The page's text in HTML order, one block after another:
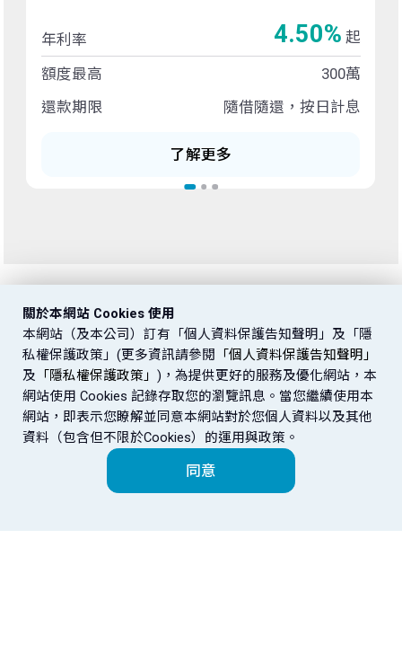
年利率 4.50% 起
額度最高
300萬
還款期限
隨借隨還，按日計息
了解更多
關於本網站 Cookies 使用
本網站（及本公司）訂有「個人資料保護告知聲明」及「隱
私權保護政策」(更多資訊請參閱 「個人資料保護告知聲明」
及 「隱私權保護政策」)，為提供更好的服務及優化網站，本
網站使用 Cookies 記錄存取您的瀏覽訊息。當您繼續使用本
網站，即表示您瞭解並同意本網站對於您個人資料以及其他
資料（包含但不限於Cookies）的運用與政策。
同意